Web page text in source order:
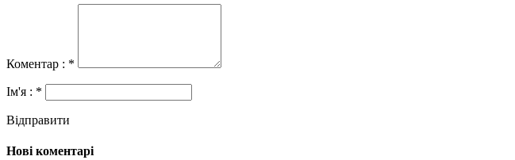
Коментар : *
Ім'я : *
Відправити
Нові коментарі